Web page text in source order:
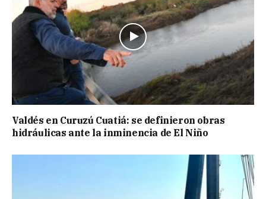
Valdés en Curuzú Cuatiá: se definieron obras
hidráulicas ante la inminencia de El Niño